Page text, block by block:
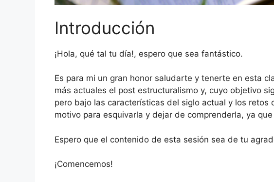
Introducción
¡Hola, qué tal tu día!, espero que sea fantástico.
Es para mi un gran honor saludarte y tenerte en esta
más actuales el post estructuralismo y, cuyo objetivo
pero bajo las características del siglo actual y los
motivo para esquivarla y dejar de comprenderla, ya
Espero que el contenido de esta sesión sea de tu
¡Comencemos!